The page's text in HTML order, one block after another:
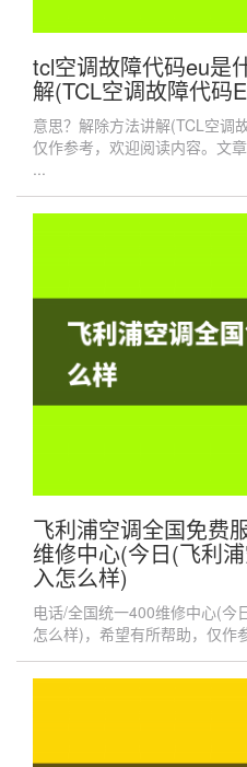
tcl空调故障代码eu是
解(TCL空调故障代码
意思？解除方法讲解(TCL空调
仅作参考，欢迎阅读内容。文
...
飞利浦空调全国免费
维修中心(今日(飞利
入怎么样)
电话/全国统一400维修中心(今
怎么样)，希望有所帮助，仅作